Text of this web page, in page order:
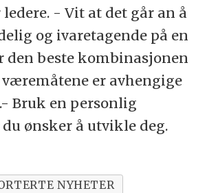
- Vit at det går an å
og ivaretagende på en
den beste kombinasjonen
væremåtene er avhengige
Bruk en personlig
ønsker å utvikle deg.
NYHETER